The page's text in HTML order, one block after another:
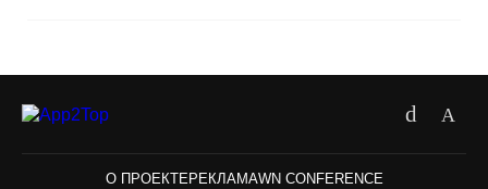
О ПРОЕКТЕРЕКЛАМАWN CONFERENCE